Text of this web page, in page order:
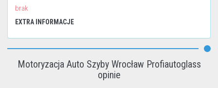
brak
EXTRA INFORMACJE
Motoryzacja Auto Szyby Wrocław Profiautoglass
opinie